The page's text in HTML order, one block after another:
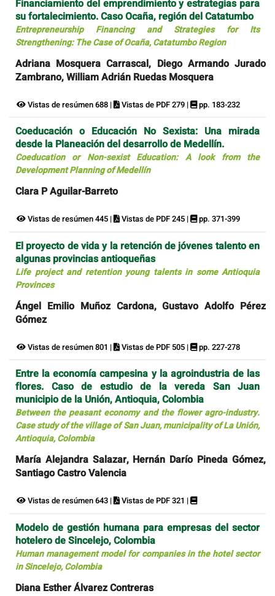
Financiamiento del emprendimiento y estrategias para
su fortalecimiento. Caso Ocaña, región del Catatumbo
Entrepreneurship Financing and Strategies for Its
Strengthening: The Case of Ocaña, Catatumbo Region
Adriana Mosquera Carrascal, Diego Armando Jurado
Zambrano, William Adrián Ruedas Mosquera
Vistas de resúmen 688 | Vistas de PDF 279 | pp. 183-232
Coeducación o Educación No Sexista: Una mirada
desde la Planeación del desarrollo de Medellín.
Coeducation or Non-sexist Education: A look from the
Development Planning of Medellín
Clara P Aguilar-Barreto
Vistas de resúmen 445 | Vistas de PDF 245 | pp. 371-399
El proyecto de vida y la retención de jóvenes talento en
algunas provincias antioqueñas
Life project and retention young talents in some Antioquia
Provinces
Ángel Emilio Muñoz Cardona, Gustavo Adolfo Pérez
Gómez
Vistas de resúmen 801 | Vistas de PDF 505 | pp. 227-278
Entre la economía campesina y la agroindustria de las
flores. Caso de estudio de la vereda San Juan
municipio de la Unión, Antioquia, Colombia
Between the peasant economy and the flower agro-industry.
Case study of the village of San Juan, municipality of La Unión,
Antioquia, Colombia
María Alejandra Salazar, Hernán Darío Pineda Gómez,
Santiago Castro Valencia
Vistas de resúmen 643 | Vistas de PDF 321 |
Modelo de gestión humana para empresas del sector
hotelero de Sincelejo, Colombia
Human management model for companies in the hotel sector
in Sincelejo, Colombia
Diana Esther Álvarez Contreras